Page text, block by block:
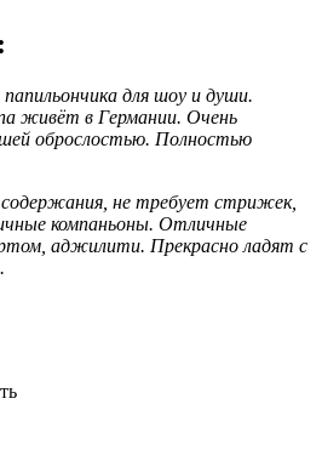
для шоу и души.
живёт в Германии. Очень
оброслостью. Полностью
содержания, не требует стрижек,
компаньоны. Отличные
аджилити. Прекрасно ладят с